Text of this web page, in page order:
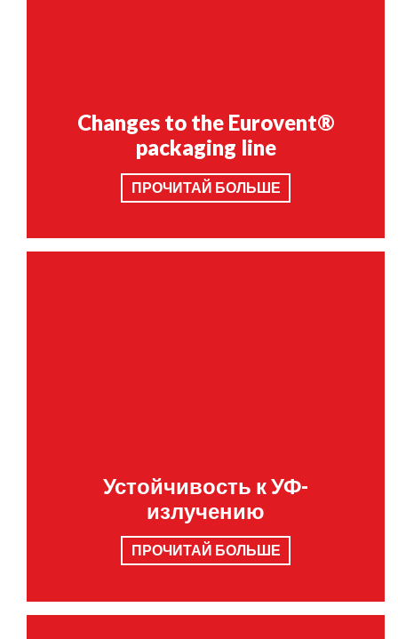
Changes to the Eurovent®
packaging line
ПРОЧИТАЙ БОЛЬШЕ
Устойчивость к УФ-
излучению
ПРОЧИТАЙ БОЛЬШЕ